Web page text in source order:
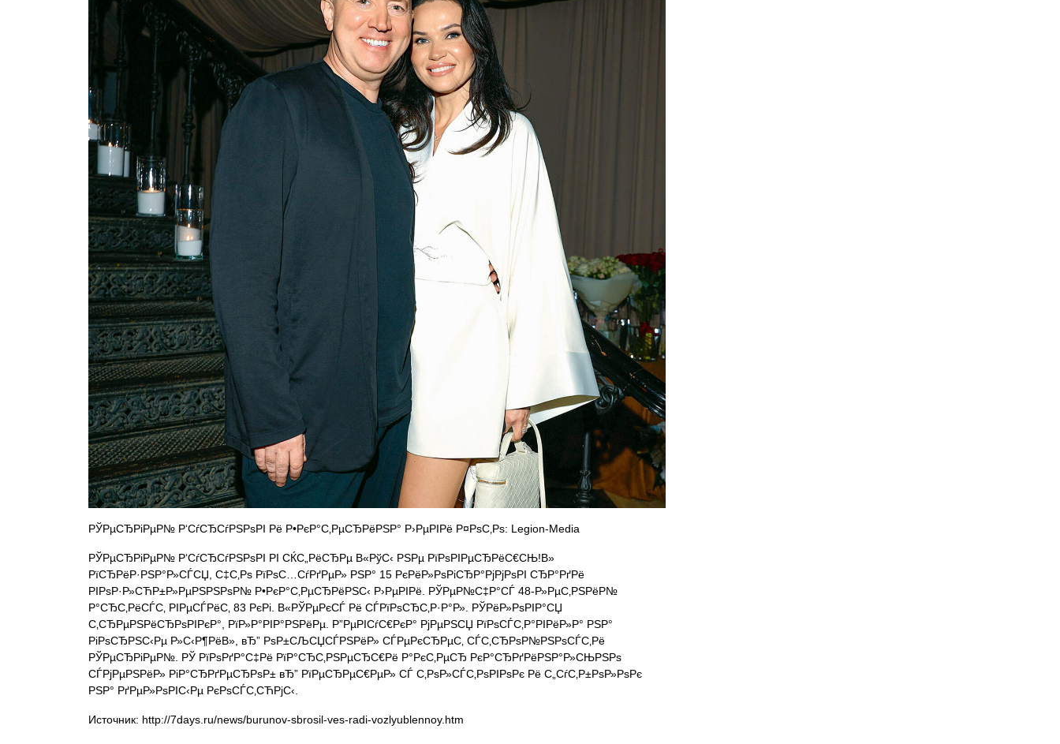
РЎРµСЂРіРµР№ Р‘СѓСЂСѓРЅРѕРІ Рё Р•РєР°С‚РµСЂРёРЅР° Р›РµРІРё Р¤РѕС‚Рѕ: Legion-Media
РЎРµСЂРіРµР№ Р‘СѓСЂСѓРЅРѕРІ РІ СЌС„РёСЂРµ В«РўС‹ РЅРµ РїРѕРІРµСЂРёС€СЊ!В»
РїСЂРёР·РЅР°Р»СЃСЏ, С‡С‚Рѕ РїРѕС…СѓРґРµР» РЅР° 15 РєРёР»РѕРіСЂР°РјРјРѕРІ СЂР°РґРё
РІРѕР·Р»СЋР±Р»РµРЅРЅРѕР№ Р•РєР°С‚РµСЂРёРЅС‹ Р›РµРІРё. РЎРµР№С‡Р°СЃ 48-Р»РµС‚РЅРёР№
Р°СЂС‚РёСЃС‚ РІРµСЃРёС‚ 83 РєРі. В«РЎРµРєСЃ Рё СЃРїРѕСЂС‚Р·Р°Р». РЎРёР»РѕРІР°СЏ
С‚СЂРµРЅРёСЂРѕРІРєР°, РїР»Р°РІР°РЅРёРµ. Р”РµРІСѓС€РєР° РјРµРЅСЏ РїРѕСЃС‚Р°РІРёР»Р° РЅР°
РіРѕСЂРЅС‹Рµ Р»С‹Р¶РёВ», вЂ” РѕР±СЉСЏСЃРЅРёР» СЃРµРєСЂРµС‚ СЃС‚СЂРѕР№РЅРѕСЃС‚Рё
РЎРµСЂРіРµР№. РЎ РїРѕРґР°С‡Рё РїР°СЂС‚РЅРµСЂС€Рё Р°РєС‚РµСЂ РєР°СЂРґРёРЅР°Р»СЊРЅРѕ
СЃРјРµРЅРёР» РіР°СЂРґРµСЂРѕР± вЂ” РїРµСЂРµС€РµР» СЃ С‚РѕР»СЃС‚РѕРІРѕРє Рё С„СѓС‚Р±РѕР»РѕРє
РЅР° РґРµР»РѕРІС‹Рµ РєРѕСЃС‚СЋРјС‹.
Источник: http://7days.ru/news/burunov-sbrosil-ves-radi-vozlyublennoy.htm